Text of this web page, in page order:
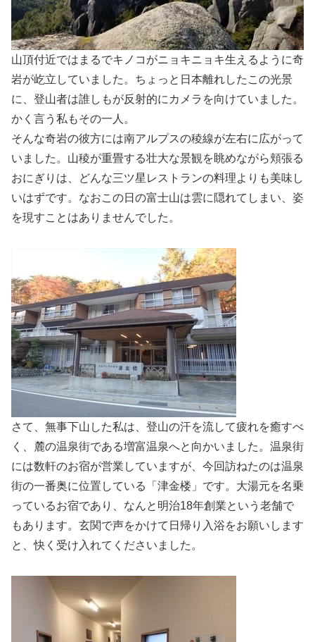
山頂付近ではまるでキノコがニョキニョキ生えるように奇
岩が屹立していました。ちょっと日本離れしたこの光景
に、登山者は誰しもが反射的にカメラを向けていました。
かく言う私もその一人。
そんな奇岩の彼方には南アルプスの稜線が左右に広がって
いました。山稜が重畳する壮大な景観を眺めながら頬張る
おにぎりは、どんな三ツ星レストランの料理よりも美味し
いはずです。なおこの日の富士山は雲に隠れてしまい、姿
を現すことはありませんでした。
さて、無事下山した私は、登山の汗を流して疲れを癒すべ
く、麓の温泉街である増富温泉へと向かいました。温泉街
には数軒のお宿が営業していますが、今回訪ねたのは温泉
街の一番奥に位置している「津金楼」です。大湯元を名乗
っているお宿であり、なんと明治18年創業という老舗で
もあります。玄関で声をかけて日帰り入浴をお願いします
と、快く受け入れてくださいました。